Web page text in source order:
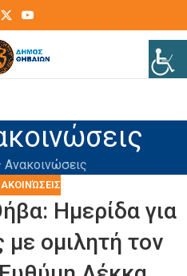
Ανακοινώσεις
Ημερίδα για
ομιλητή τον